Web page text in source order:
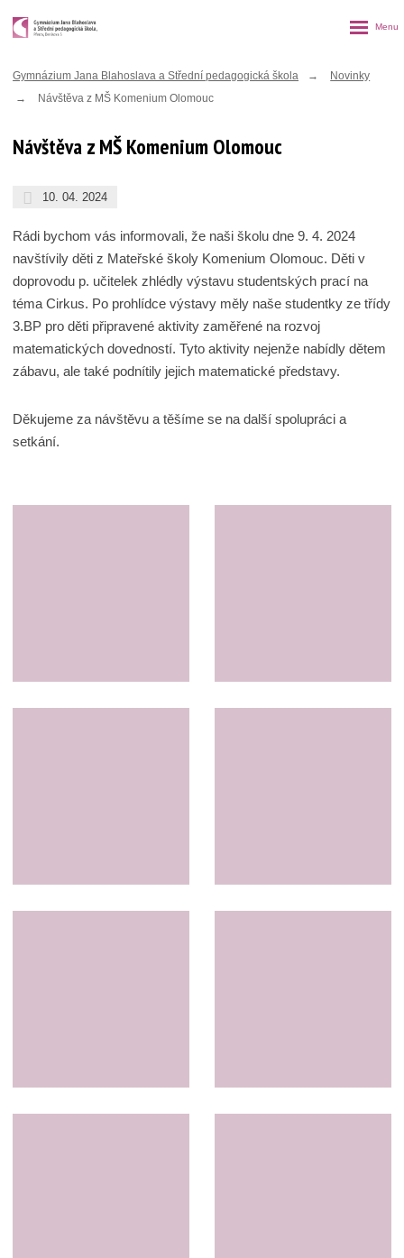
Gymnázium Jana Blahoslava a Střední pedagogická škola
Novinky
Návštěva z MŠ Komenium Olomouc
Návštěva z MŠ Komenium Olomouc
10. 04. 2024
Rádi bychom vás informovali, že naši školu dne 9. 4. 2024
navštívily děti z Mateřské školy Komenium Olomouc. Děti v
doprovodu p. učitelek zhlédly výstavu studentských prací na
téma Cirkus. Po prohlídce výstavy měly naše studentky ze třídy
3.BP pro děti připravené aktivity zaměřené na rozvoj
matematických dovedností. Tyto aktivity nejenže nabídly dětem
zábavu, ale také podnítily jejich matematické představy.
Děkujeme za návštěvu a těšíme se na další spolupráci a
setkání.